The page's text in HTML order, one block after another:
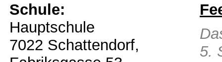
Schule:
Hauptschule
7022 Schattendorf,
5.